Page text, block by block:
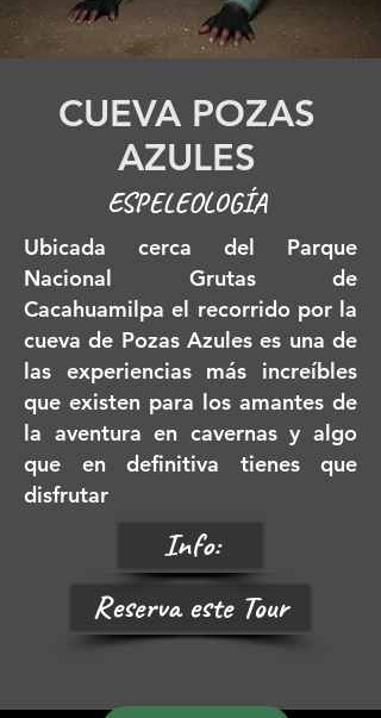
CUEVA POZAS
AZULES
ESPELEOLOGÍA
Ubicada cerca del Parque
Nacional Grutas de
Cacahuamilpa el recorrido por la
cueva de Pozas Azules es una de
las experiencias más increíbles
que existen para los amantes de
la aventura en cavernas y algo
que en definitiva tienes que
disfrutar
Info:
Reserva este Tour